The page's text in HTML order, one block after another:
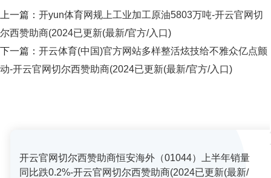
上一篇： 开yun体育网规上工业加工原油5803万吨-开云官网切
尔西赞助商(2024已更新(最新/官方/入口)
下一篇： 开云体育(中国)官方网站多样整活炫技给不雅众亿点颤
动-开云官网切尔西赞助商(2024已更新(最新/官方/入口)
开云官网切尔西赞助商恒安海外（01044）上半年销量
同比跌0.2%-开云官网切尔西赞助商(2024已更新(最新/